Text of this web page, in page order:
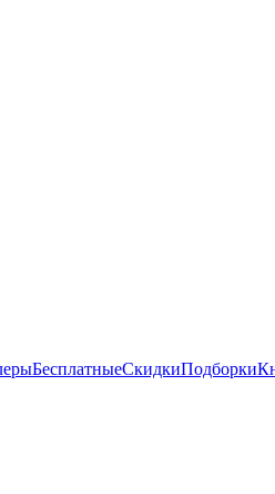
БесплатныеСкидкиПодборки